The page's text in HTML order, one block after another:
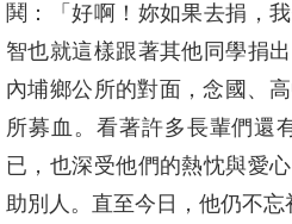
鬨：「好啊！妳如果去捐，
智也就這樣跟著其他同學捐
內埔鄉公所的對面，念國、
所募血。看著許多長輩們還
已，也深受他們的熱忱與愛
助別人。直至今日，他仍不忘